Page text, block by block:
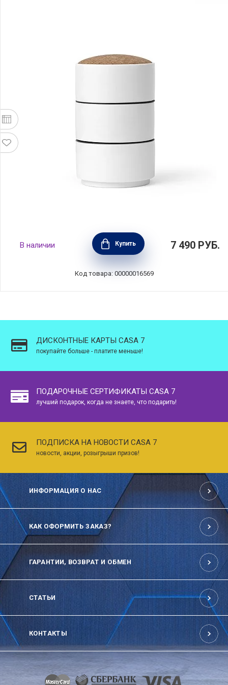
Емкость для хранения чая Cortica объем
300 мл, материал фарфор + пробка +
силикон, Viva Scandinavia, Дания, V78345
В наличии Купить 7 490 РУБ.
Код товара: 00000016569
ДИСКОНТНЫЕ КАРТЫ CASA 7
покупайте больше - платите меньше!
ПОДАРОЧНЫЕ СЕРТИФИКАТЫ CASA 7
лучший подарок, когда не знаете, что подарить!
ПОДПИСКА НА НОВОСТИ CASA 7
новости, акции, розыгрыши призов!
ИНФОРМАЦИЯ О НАС
КАК ОФОРМИТЬ ЗАКАЗ?
ГАРАНТИИ, ВОЗВРАТ И ОБМЕН
СТАТЬИ
КОНТАКТЫ